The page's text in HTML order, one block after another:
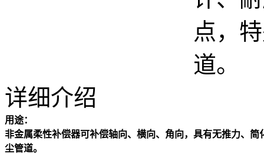
点，
道。
详细介绍
用途：
非金属柔性补偿器可补偿轴向、横向、角向，具有无推力、
尘管道。